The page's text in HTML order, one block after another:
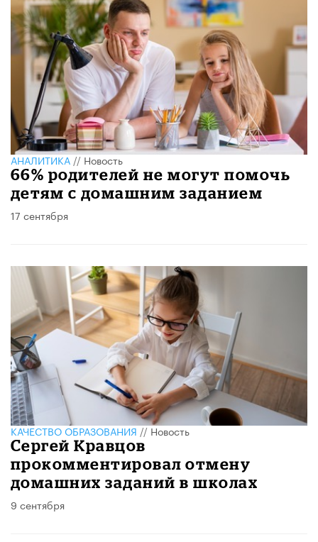
АНАЛИТИКА//Новость
66% родителей не могут помочь
детям с домашним заданием
17 сентября
КАЧЕСТВО ОБРАЗОВАНИЯ//Новость
Сергей Кравцов
прокомментировал отмену
домашних заданий в школах
9 сентября